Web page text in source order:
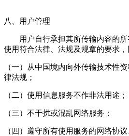
八、用户管理
用户自行承担其所传输内容的所
使用符合法律、法规及规章的要求，
（一）从中国境内向外传输技术性
律法规；
（二）使用信息服务不作非法用途；
（三）不干扰或混乱网络服务；
（四）遵守所有使用服务的网络协